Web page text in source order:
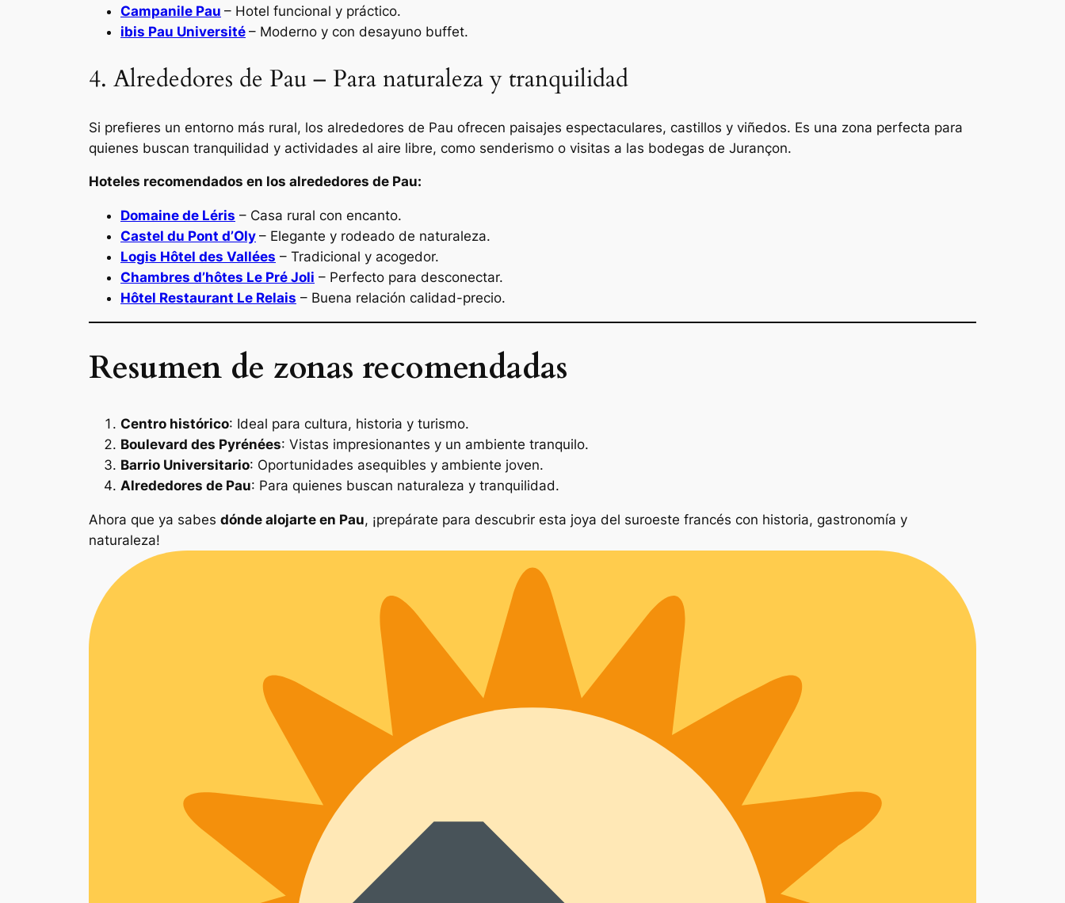
Campanile Pau – Hotel funcional y práctico.
ibis Pau Université – Moderno y con desayuno buffet.
4. Alrededores de Pau – Para naturaleza y tranquilidad
Si prefieres un entorno más rural, los alrededores de Pau ofrecen paisajes espectaculares, castillos y viñedos. Es una zona perfecta para
quienes buscan tranquilidad y actividades al aire libre, como senderismo o visitas a las bodegas de Jurançon.
Hoteles recomendados en los alrededores de Pau:
Domaine de Léris – Casa rural con encanto.
Castel du Pont d’Oly – Elegante y rodeado de naturaleza.
Logis Hôtel des Vallées – Tradicional y acogedor.
Chambres d’hôtes Le Pré Joli – Perfecto para desconectar.
Hôtel Restaurant Le Relais – Buena relación calidad-precio.
Resumen de zonas recomendadas
Centro histórico: Ideal para cultura, historia y turismo.
Boulevard des Pyrénées: Vistas impresionantes y un ambiente tranquilo.
Barrio Universitario: Oportunidades asequibles y ambiente joven.
Alrededores de Pau: Para quienes buscan naturaleza y tranquilidad.
Ahora que ya sabes dónde alojarte en Pau, ¡prepárate para descubrir esta joya del suroeste francés con historia, gastronomía y
naturaleza!